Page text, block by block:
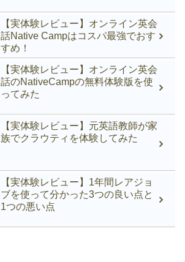
【実体験レビュー】オンライン英会
話Native Campはコスパ最強でおす
すめ！
【実体験レビュー】オンライン英会
話のNativeCampの無料体験版を使
ってみた
【実体験レビュー】元英語教師が家
族でクラウティを体験してみた
【実体験レビュー】1年間レアジョ
ブを使って分かった3つの良い点と
1つの悪い点